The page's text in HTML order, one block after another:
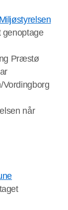
genoptage
Præstø
Vordingborg
når